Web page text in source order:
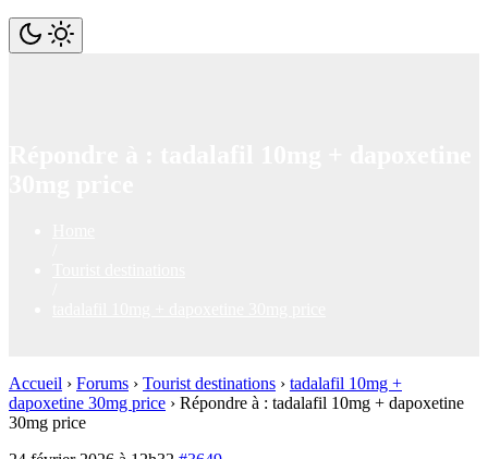
Accueil › Forums › Tourist destinations › tadalafil 10mg +
dapoxetine 30mg price › Répondre à : tadalafil 10mg + dapoxetine
30mg price